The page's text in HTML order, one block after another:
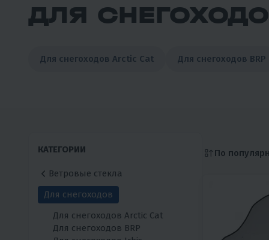
ДЛЯ
Для снегоходов Arctic Cat Для снегоходов BRP
КАТЕГОРИИ
Ветровые стекла
Для снегоходов
Для снегоходов Arctic Cat
Для снегоходов BRP
По